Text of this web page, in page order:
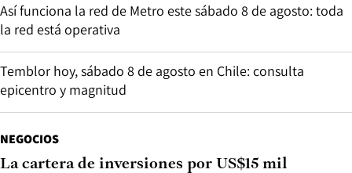
Así funciona la red de Metro este sábado 8 de agosto: toda
la red está operativa
Temblor hoy, sábado 8 de agosto en Chile: consulta
epicentro y magnitud
NEGOCIOS
La cartera de inversiones por US$15 mil